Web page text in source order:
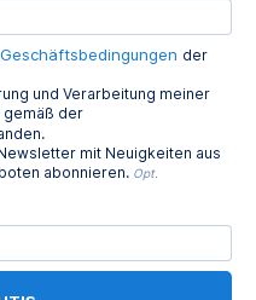
der
und Verarbeitung meiner
gemäß der
mit Neuigkeiten aus
abonnieren. Opt.